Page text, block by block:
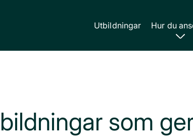
Utbildningar Hur du
som